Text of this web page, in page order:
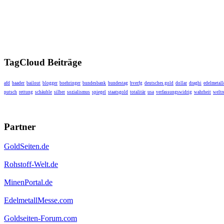
TagCloud Beiträge
afd baader bailout blogger boehringer bundesbank bundestag bverfg deutsches gold dollar draghi
putsch rettung schäuble silber sozialismus spiegel staatsgold totalitär usa verfassungswidrig wahrheit
Partner
GoldSeiten.de
Rohstoff-Welt.de
MinenPortal.de
EdelmetallMesse.com
Goldseiten-Forum.com